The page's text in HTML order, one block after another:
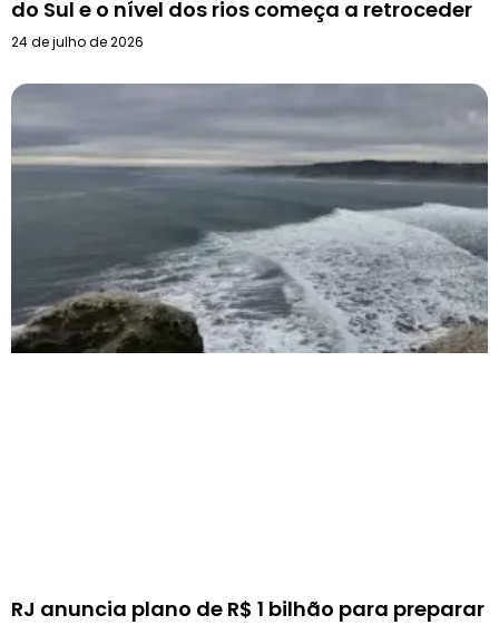
do Sul e o nível dos rios começa a retroceder
24 de julho de 2026
RJ anuncia plano de R$ 1 bilhão para preparar